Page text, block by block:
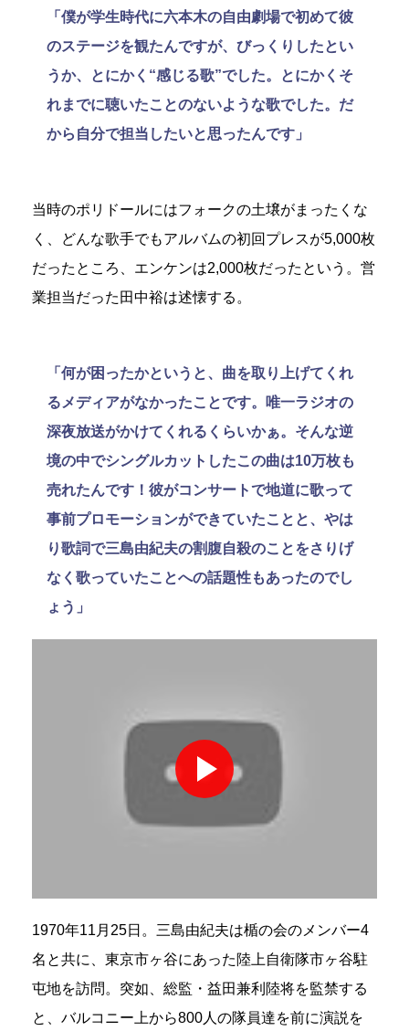
「僕が学生時代に六本木の自由劇場で初めて彼
のステージを観たんですが、びっくりしたとい
うか、とにかく“感じる歌”でした。とにかくそ
れまでに聴いたことのないような歌でした。だ
から自分で担当したいと思ったんです」
当時のポリドールにはフォークの土壌がまったくな
く、どんな歌手でもアルバムの初回プレスが5,000枚
だったところ、エンケンは2,000枚だったという。営
業担当だった田中裕は述懐する。
「何が困ったかというと、曲を取り上げてくれ
るメディアがなかったことです。唯一ラジオの
深夜放送がかけてくれるくらいかぁ。そんな逆
境の中でシングルカットしたこの曲は10万枚も
売れたんです！彼がコンサートで地道に歌って
事前プロモーションができていたことと、やは
り歌詞で三島由紀夫の割腹自殺のことをさりげ
なく歌っていたことへの話題性もあったのでし
ょう」
1970年11月25日。三島由紀夫は楯の会のメンバー4
名と共に、東京市ヶ谷にあった陸上自衛隊市ヶ谷駐
屯地を訪問。突如、総監・益田兼利陸将を監禁する
と、バルコニー上から800人の隊員達を前に演説を